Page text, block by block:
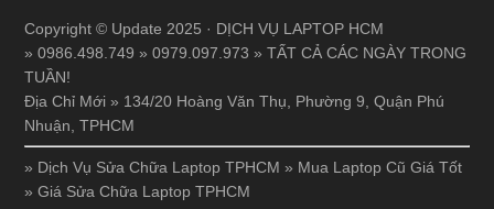
Copyright © Update 2025 · DỊCH VỤ LAPTOP HCM
» 0986.498.749 » 0979.097.973 » TẤT CẢ CÁC NGÀY TRONG
TUẦN!
Địa Chỉ Mới » 134/20 Hoàng Văn Thụ, Phường 9, Quận Phú
Nhuận, TPHCM
» Dịch Vụ Sửa Chữa Laptop TPHCM » Mua Laptop Cũ Giá Tốt
»Giá Sửa Chữa Laptop TPHCM